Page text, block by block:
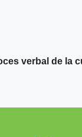
verbal de la